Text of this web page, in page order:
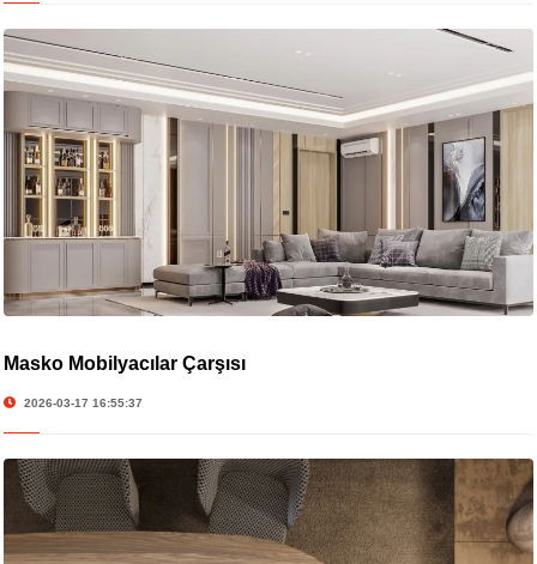
Masko Mobilyacılar Çarşısı
2026-03-17 16:55:37